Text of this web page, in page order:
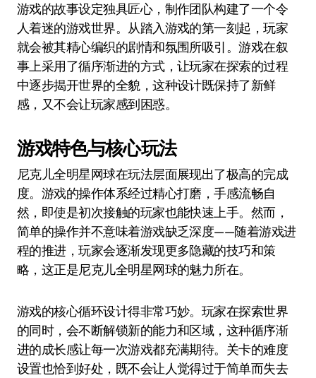
游戏的故事设定独具匠心，制作团队构建了一个令
人着迷的游戏世界。从踏入游戏的第一刻起，玩家
就会被其精心编织的剧情和氛围所吸引。游戏在叙
事上采用了循序渐进的方式，让玩家在探索的过程
中逐步揭开世界的全貌，这种设计既保持了新鲜
感，又不会让玩家感到困惑。
游戏特色与核心玩法
尼克儿全明星网球在玩法层面展现出了极高的完成
度。游戏的操作体系经过精心打磨，手感流畅自
然，即使是初次接触的玩家也能快速上手。然而，
简单的操作并不意味着游戏缺乏深度——随着游戏进
程的推进，玩家会逐渐发现更多隐藏的技巧和策
略，这正是尼克儿全明星网球的魅力所在。
游戏的核心循环设计得非常巧妙。玩家在探索世界
的同时，会不断解锁新的能力和区域，这种循序渐
进的成长感让每一次游戏都充满期待。关卡的难度
设置也恰到好处，既不会让人觉得过于简单而失去